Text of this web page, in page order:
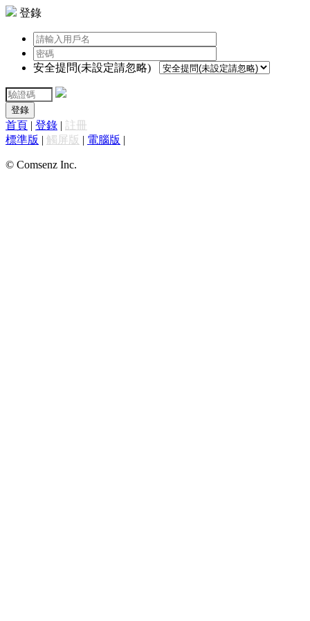
登錄
安全提問(未設定請忽略)
登錄
首頁 | 登錄 | 註冊
標準版 | 觸屏版 | 電腦版 |
© Comsenz Inc.